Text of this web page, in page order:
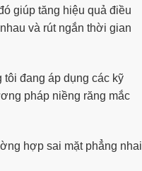
giúp tăng hiệu quả điều
và rút ngắn thời gian
đang áp dụng các kỹ
pháp niềng răng mắc
hợp sai mặt phẳng nhai